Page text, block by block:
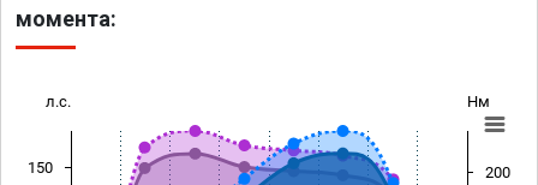
момента:
л.с. Нм
150 200